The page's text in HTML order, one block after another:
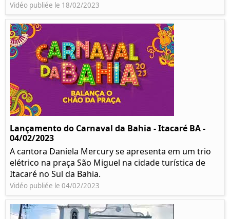
Vidéo publiée le 18/02/2023
Lançamento do Carnaval da Bahia - Itacaré BA -
04/02/2023
A cantora Daniela Mercury se apresenta em um trio
elétrico na praça São Miguel na cidade turística de
Itacaré no Sul da Bahia.
Vidéo publiée le 04/02/2023